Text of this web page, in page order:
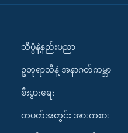
သိပ္ပံနဲ့နည်းပညာ
ဥတုရာသီနဲ့ အနာဂတ်ကမ္ဘာ
စီးပွားရေး
တပတ်အတွင်း အားကစား